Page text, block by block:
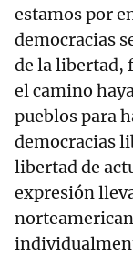
estamos por
democracias
de la libertad,
el camino
pueblos para
democracias
libertad de
expresión